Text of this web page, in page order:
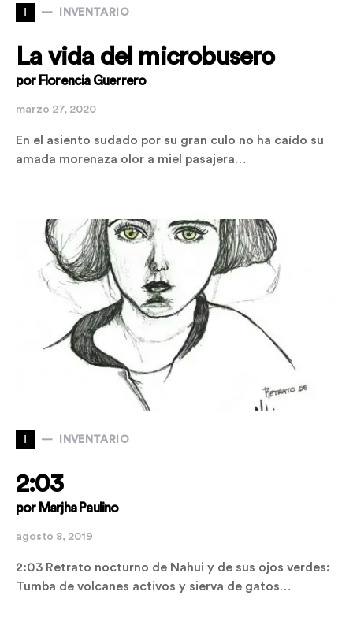
I INVENTARIO
La vida del microbusero
por Florencia Guerrero
marzo 27, 2020
En el asiento sudado por su gran culo no ha caído su
amada morenaza olor a miel pasajera…
I INVENTARIO
2:03
por Marjha Paulino
agosto 8, 2019
2:03 Retrato nocturno de Nahui y de sus ojos verdes:
Tumba de volcanes activos y sierva de gatos…